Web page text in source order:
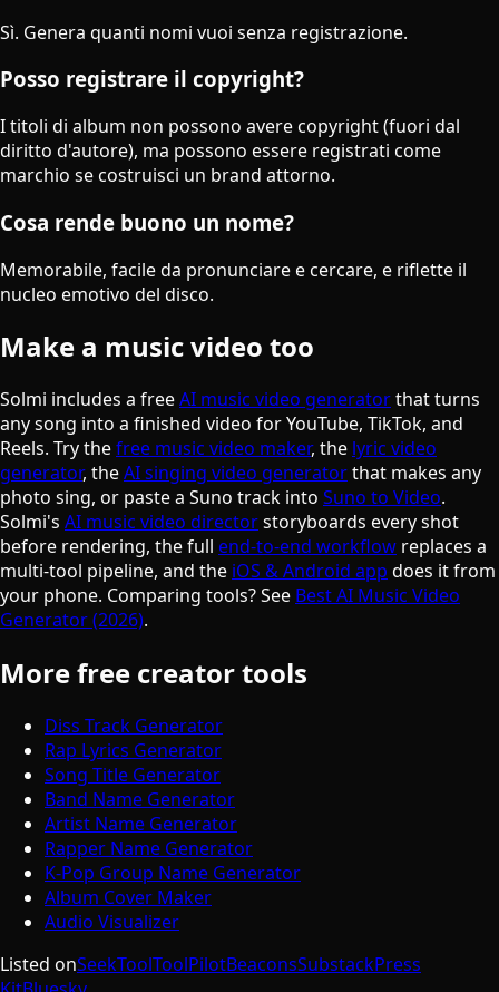
Sì. Genera quanti nomi vuoi senza registrazione.
Posso registrare il copyright?
I titoli di album non possono avere copyright (fuori dal
diritto d'autore), ma possono essere registrati come
marchio se costruisci un brand attorno.
Cosa rende buono un nome?
Memorabile, facile da pronunciare e cercare, e riflette il
nucleo emotivo del disco.
Make a music video too
Solmi includes a freeAI music video generatorthat turns
any song into a finished video for YouTube, TikTok, and
Reels. Try thefree music video maker, the lyric video
generator, theAI singing video generatorthat makes any
photo sing, or paste a Suno track into Suno to Video.
Solmi's AI music video directorstoryboards every shot
before rendering, the full end-to-end workflow replaces a
multi-tool pipeline, and the iOS & Android app does it from
your phone. Comparing tools? See Best AI Music Video
Generator (2026).
More free creator tools
Diss Track Generator
Rap Lyrics Generator
Song Title Generator
Band Name Generator
Artist Name Generator
Rapper Name Generator
K-Pop Group Name Generator
Album Cover Maker
Audio Visualizer
Listed onSeekToolToolPilotBeaconsSubstackPress